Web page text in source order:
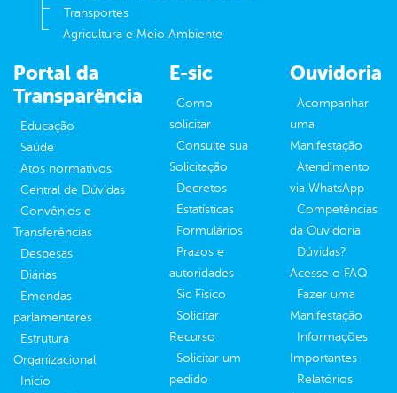
Transportes
Agricultura e Meio Ambiente
Portal da
Transparência
Educação
Saúde
Atos normativos
Central de Dúvidas
Convênios e
Transferências
Despesas
Diárias
Emendas
parlamentares
Estrutura
Organizacional
Inicio
E-sic
Como
solicitar
Consulte sua
Solicitação
Decretos
Estatísticas
Formulários
Prazos e
autoridades
Sic Físico
Solicitar
Recurso
Solicitar um
pedido
Ouvidoria
Acompanhar
uma
Manifestação
Atendimento
via WhatsApp
Competências
da Ouvidoria
Dúvidas?
Acesse o FAQ
Fazer uma
Manifestação
Informações
Importantes
Relatórios